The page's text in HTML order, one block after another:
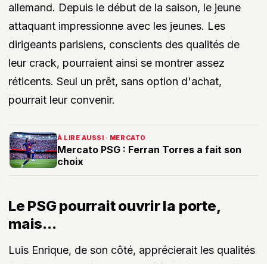
allemand. Depuis le début de la saison, le jeune
attaquant impressionne avec les jeunes. Les
dirigeants parisiens, conscients des qualités de
leur crack, pourraient ainsi se montrer assez
réticents. Seul un prêt, sans option d'achat,
pourrait leur convenir.
À LIRE AUSSI · MERCATO
Mercato PSG : Ferran Torres a fait son
choix
Le PSG pourrait ouvrir la porte,
mais...
Luis Enrique, de son côté, apprécierait les qualités